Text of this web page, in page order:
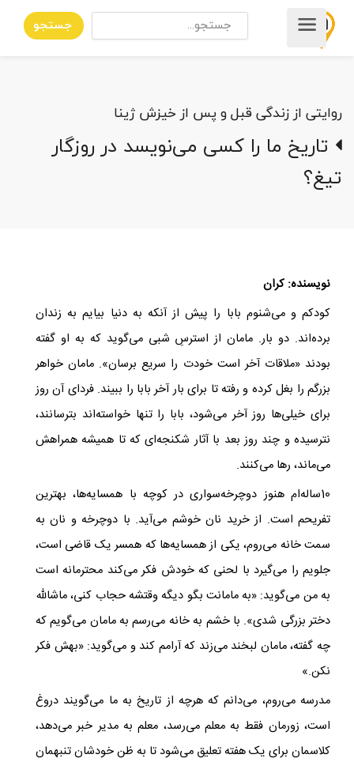
جستجو
روایتی از زندگی قبل و پس از خیزش ژینا
تاریخ ما را کسی می‌نویسد در روزگار
تیغ؟
نویسنده: کران
کودکم و می‌شنوم بابا را پیش از آنکه به دنیا بیایم به زندان
برده‌اند. دو بار. مامان از استرسِ شبی می‌گوید که به او گفته
بودند «ملاقات آخر است خودت را سریع برسان». مامان خواهر
بزرگم را بغل کرده و رفته تا برای بار آخر بابا را ببیند. فردای آن روز
برای خیلی‌ها روز آخر می‌شود، بابا را تنها خواسته‌اند بترسانند،
نترسیده و چند روز بعد با آثار شکنجه‌ای که تا همیشه همراهش
می‌ماند، رها می‌کنند.
10ساله‌ام هنوز دوچرخه‌سواری در کوچه با همسایه‌ها، بهترین
تفریحم است. از خرید نان خوشم می‌آید. با دوچرخه و نان به
سمت خانه می‌روم، یکی از همسایه‌‌ها که همسر یک قاضی است،
جلویم را می‌گیرد با لحنی که خودش فکر می‌کند محترمانه ‌است
به من می‌گوید: «به مامانت بگو دیگه وقتشه حجاب کنی، ماشالله
دختر بزرگی شدی». با خشم به خانه می‌رسم به مامان می‌گویم که
چه گفته، مامان لبخند می‌زند که آرامم کند و می‌گوید: «بهش فکر
نکن.»
مدرسه می‌روم، می‌دانم که هرچه از تاریخ به ما می‌گویند دروغ
است، زورمان فقط به معلم می‌رسد، معلم به مدیر خبر می‌دهد،
کلاسمان برای یک هفته تعلیق می‌شود تا به ظن خودشان تنبهمان